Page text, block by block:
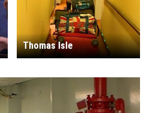
Thomas Isle